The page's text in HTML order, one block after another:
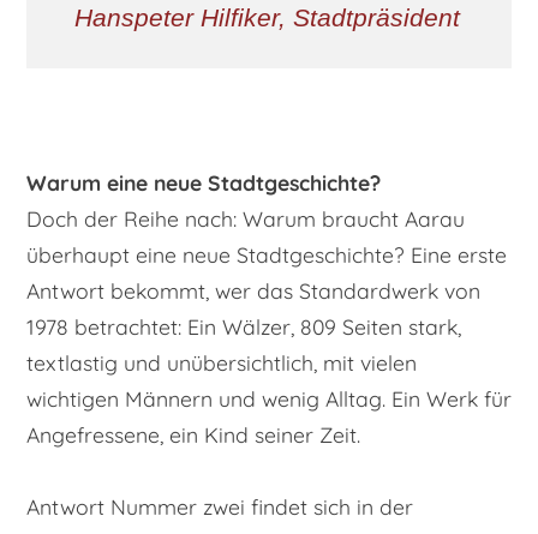
Hanspeter Hilfiker, Stadtpräsident
Warum eine neue Stadtgeschichte?
Doch der Reihe nach: Warum braucht Aarau
überhaupt eine neue Stadtgeschichte? Eine erste
Antwort bekommt, wer das Standardwerk von
1978 betrachtet: Ein Wälzer, 809 Seiten stark,
textlastig und unübersichtlich, mit vielen
wichtigen Männern und wenig Alltag. Ein Werk für
Angefressene, ein Kind seiner Zeit.
Antwort Nummer zwei findet sich in der